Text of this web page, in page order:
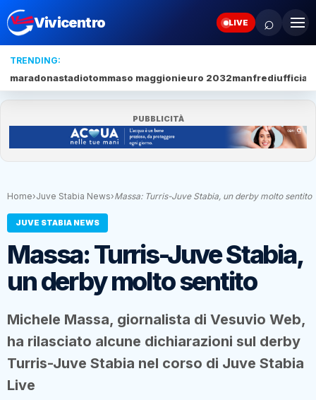
Vivicentro LIVE ⌕
TRENDING:
maradonastadiotommaso maggionieuro 2032manfrediufficiale
PUBBLICITÀ
Home›Juve Stabia News›Massa: Turris-Juve Stabia, un derby molto sentito
JUVE STABIA NEWS
Massa: Turris-Juve Stabia,
un derby molto sentito
Michele Massa, giornalista di Vesuvio Web,
ha rilasciato alcune dichiarazioni sul derby
Turris-Juve Stabia nel corso di Juve Stabia
Live